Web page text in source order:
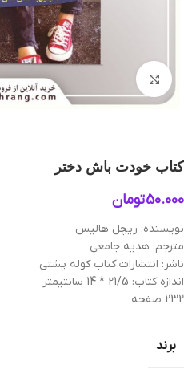
بزرگنمایی تصویر
کتاب خودت باش دختر
50.000تومان
نویسنده: ریچل هالیس
مترجم: هدیه جامعی
ناشر: انتشارات کتاب کوله پشتی
اندازه کتاب: 21/5 * 14 سانتیمتر
232 صفحه
برند